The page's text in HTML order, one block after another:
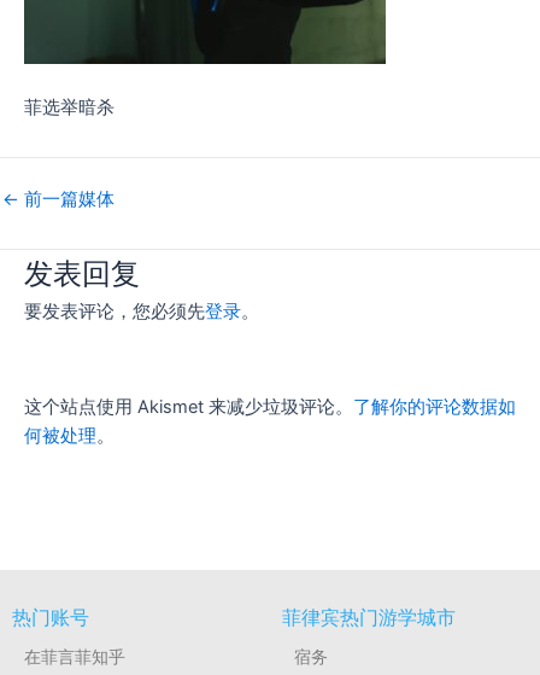
菲选举暗杀
← 前一篇媒体
发表回复
要发表评论，您必须先登录。
这个站点使用 Akismet 来减少垃圾评论。 了解你的评论数据如
何被处理。
热门账号
在菲言菲知乎
菲律宾热门游学城市
宿务